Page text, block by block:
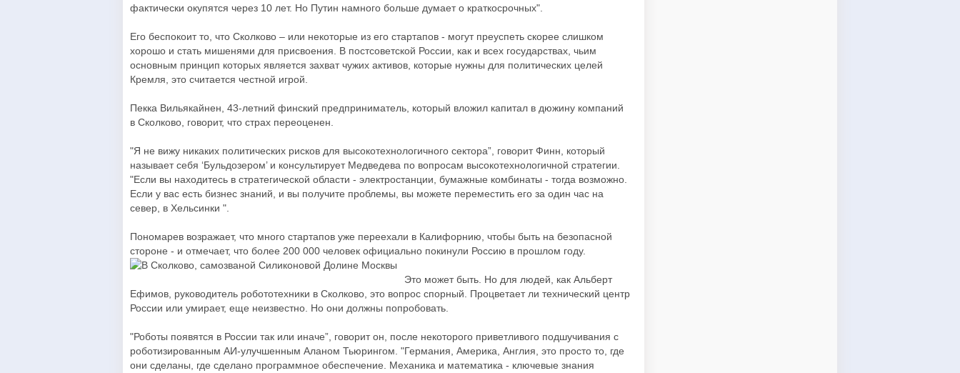
фактически окупятся через 10 лет. Но Путин намного больше думает о краткосрочных".
Его беспокоит то, что Сколково – или некоторые из его стартапов - могут преуспеть скорее слишком
хорошо и стать мишенями для присвоения. В постсоветской России, как и всех государствах, чьим
основным принцип которых является захват чужих активов, которые нужны для политических целей
Кремля, это считается честной игрой.
Пекка Вильякайнен, 43-летний финский предприниматель, который вложил капитал в дюжину компаний
в Сколково, говорит, что страх переоценен.
"Я не вижу никаких политических рисков для высокотехнологичного сектора”, говорит Финн, который
называет себя ‘Бульдозером’ и консультирует Медведева по вопросам высокотехнологичной стратегии.
"Если вы находитесь в стратегической области - электростанции, бумажные комбинаты - тогда возможно.
Если у вас есть бизнес знаний, и вы получите проблемы, вы можете переместить его за один час на
север, в Хельсинки ".
Пономарев возражает, что много стартапов уже переехали в Калифорнию, чтобы быть на безопасной
стороне - и отмечает, что более 200 000 человек официально покинули Россию в прошлом году.
Это может быть. Но для людей, как Альберт
Ефимов, руководитель робототехники в Сколково, это вопрос спорный. Процветает ли технический центр
России или умирает, еще неизвестно. Но они должны попробовать.
"Роботы появятся в России так или иначе”, говорит он, после некоторого приветливого подшучивания с
роботизированным АИ-улучшенным Аланом Тьюрингом. "Германия, Америка, Англия, это просто то, где
они сделаны, где сделано программное обеспечение. Механика и математика - ключевые знания